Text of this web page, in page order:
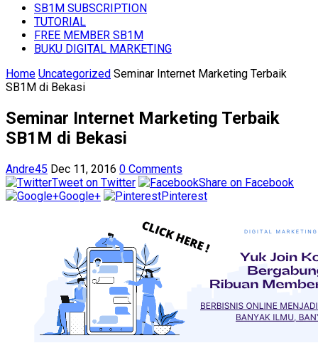
SB1M SUBSCRIPTION
TUTORIAL
FREE MEMBER SB1M
BUKU DIGITAL MARKETING
Home Uncategorized Seminar Internet Marketing Terbaik
SB1M di Bekasi
Seminar Internet Marketing Terbaik
SB1M di Bekasi
Andre45 Dec 11, 2016 0 Comments
Tweet on Twitter
Share on Facebook
Google+
Pinterest